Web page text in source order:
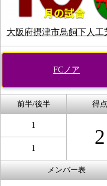
大阪府摂津市鳥飼下人工
FCノア
前半/後半 得点
1
2
1
メンバー表